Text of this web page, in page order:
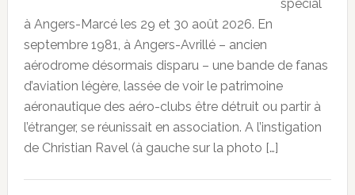
spécial
à Angers-Marcé les 29 et 30 août 2026. En
septembre 1981, à Angers-Avrillé – ancien
aérodrome désormais disparu – une bande de fanas
d’aviation légère, lassée de voir le patrimoine
aéronautique des aéro-clubs être détruit ou partir à
l’étranger, se réunissait en association. A l’instigation
de Christian Ravel (à gauche sur la photo […]